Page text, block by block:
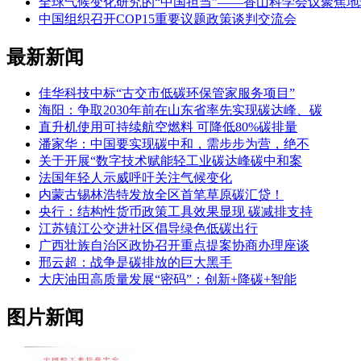
中国组织召开COP15重要议题政策谈判交流会
最新新闻
佳华科技中标“古交市低碳环保管家服务项目”
海阳：争取2030年前在山东省率先实现碳达峰、碳
直升机使用可持续航空燃料 可降低80%碳排量
潘家华：中国要实现碳中和，需步步为营，绝不
关于开展“数字技术赋能轻工业碳达峰碳中和案
法国年轻人示威呼吁关注气候变化
内蒙古锡林浩特发放全区首笔草原碳汇贷！
央行：结构性货币政策工具效果显现 碳减排支持
江苏镇江公交进社区倡导绿色低碳出行
广西壮族自治区政协召开重点提案协商办理座谈
邢云超：战争是碳排放的巨大黑手
大庆油田高质量发展“密码”：创新+降碳+智能
图片新闻